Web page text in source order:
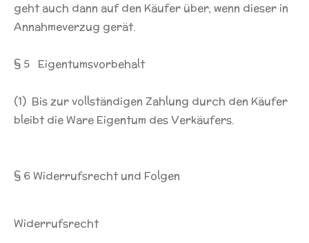
geht auch dann auf den Käufer über, wenn dieser in
Annahmeverzug gerät.
§ 5 Eigentumsvorbehalt
(1) Bis zur vollständigen Zahlung durch den Käufer
bleibt die Ware Eigentum des Verkäufers.
§ 6 Widerrufsrecht und Folgen
Widerrufsrecht